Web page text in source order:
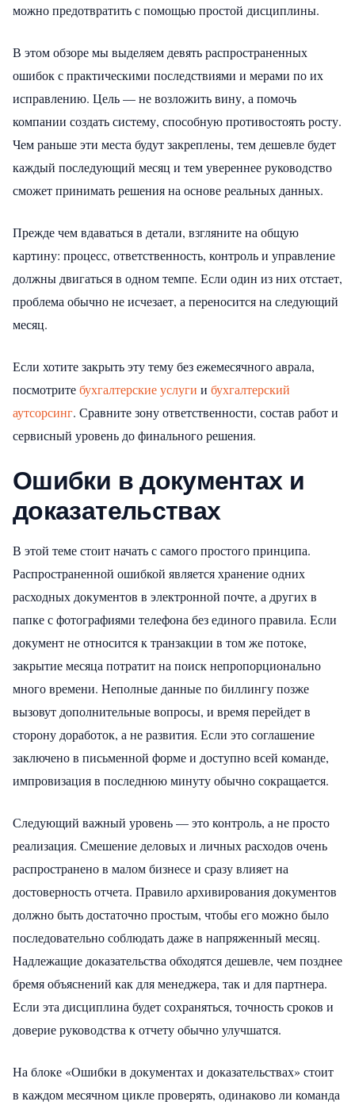
можно предотвратить с помощью простой дисциплины.
В этом обзоре мы выделяем девять распространенных
ошибок с практическими последствиями и мерами по их
исправлению. Цель — не возложить вину, а помочь
компании создать систему, способную противостоять росту.
Чем раньше эти места будут закреплены, тем дешевле будет
каждый последующий месяц и тем увереннее руководство
сможет принимать решения на основе реальных данных.
Прежде чем вдаваться в детали, взгляните на общую
картину: процесс, ответственность, контроль и управление
должны двигаться в одном темпе. Если один из них отстает,
проблема обычно не исчезает, а переносится на следующий
месяц.
Если хотите закрыть эту тему без ежемесячного аврала,
посмотритебухгалтерские услуги и бухгалтерский
аутсорсинг. Сравните зону ответственности, состав работ и
сервисный уровень до финального решения.
Ошибки в документах и ​​
доказательствах
В этой теме стоит начать с самого простого принципа.
Распространенной ошибкой является хранение одних
расходных документов в электронной почте, а других в
папке с фотографиями телефона без единого правила. Если
документ не относится к транзакции в том же потоке,
закрытие месяца потратит на поиск непропорционально
много времени. Неполные данные по биллингу позже
вызовут дополнительные вопросы, и время перейдет в
сторону доработок, а не развития. Если это соглашение
заключено в письменной форме и доступно всей команде,
импровизация в последнюю минуту обычно сокращается.
Следующий важный уровень — это контроль, а не просто
реализация. Смешение деловых и личных расходов очень
распространено в малом бизнесе и сразу влияет на
достоверность отчета. Правило архивирования документов
должно быть достаточно простым, чтобы его можно было
последовательно соблюдать даже в напряженный месяц.
Надлежащие доказательства обходятся дешевле, чем позднее
бремя объяснений как для менеджера, так и для партнера.
Если эта дисциплина будет сохраняться, точность сроков и
доверие руководства к отчету обычно улучшатся.
На блоке «Ошибки в документах и ​​доказательствах» стоит
в каждом месячном цикле проверять, одинаково ли команда